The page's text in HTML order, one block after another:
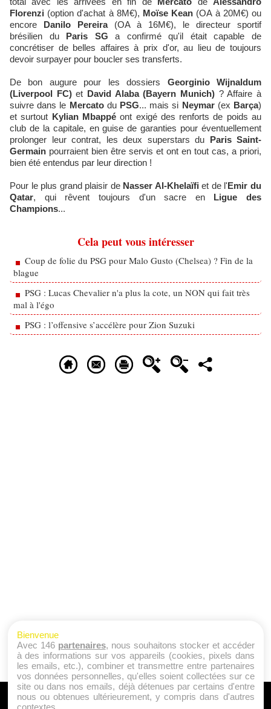
Florenzi (option d'achat à 8M€), Moïse Kean (OA à 20M€) ou
encore Danilo Pereira(OA à 16M€), le directeur sportif
brésilien du Paris SG a confirmé qu'il était capable de
concrétiser de belles affaires à prix d'or, au lieu de toujours
devoir surpayer pour boucler ses transferts.
De bon augure pour les dossiers Georginio Wijnaldum
(Liverpool FC)et David Alaba (Bayern Munich) ? Affaire à
suivre dans le Mercatodu PSG... mais si Neymar(ex Barça)
et surtout Kylian Mbappéont exigé des renforts de poids au
club de la capitale, en guise de garanties pour éventuellement
prolonger leur contrat, les deux superstars du Paris Saint-
Germain pourraient bien être servis et ont en tout cas, a priori,
bien été entendus par leur direction !
Pour le plus grand plaisir de Nasser Al-Khelaïfi et de l'Emir du
Qatar, qui rêvent toujours d'un sacre en Ligue des
Champions...
Cela peut vous intéresser
Coup de folie du PSG pour Malo Gusto (Chelsea) ? Fin de la
blague
PSG : Lucas Chevalier n'a plus la cote, un NON qui fait très
mal à l'égo
PSG : l’offensive s’accélère pour Zion Suzuki
A PROPOS
Bienvenue
Avec 146 partenaires, nous souhaitons stocker et accéder
à des informations sur vos appareils (cookies, pixels dans
les emails, etc.), combiner et transmettre entre partenaires
vos données personnelles, qu'elles soient collectées sur ce
site ou dans nos emails, déjà détenues par certains d'entre
nous ou obtenues ultérieurement, y compris dans d'autres
contextes.